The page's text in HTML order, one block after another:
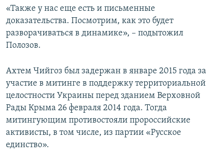
«Также у нас еще есть и письменные
доказательства. Посмотрим, как это будет
разворачиваться в динамике», – подытожил
Полозов.
Ахтем Чийгоз был задержан в январе 2015 года за
участие в митинге в поддержку территориальной
целостности Украины перед зданием Верховной
Рады Крыма 26 февраля 2014 года. Тогда
митингующим противостояли пророссийские
активисты, в том числе, из партии «Русское
единство».